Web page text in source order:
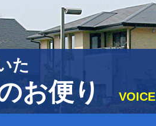
た
お便り VOICE